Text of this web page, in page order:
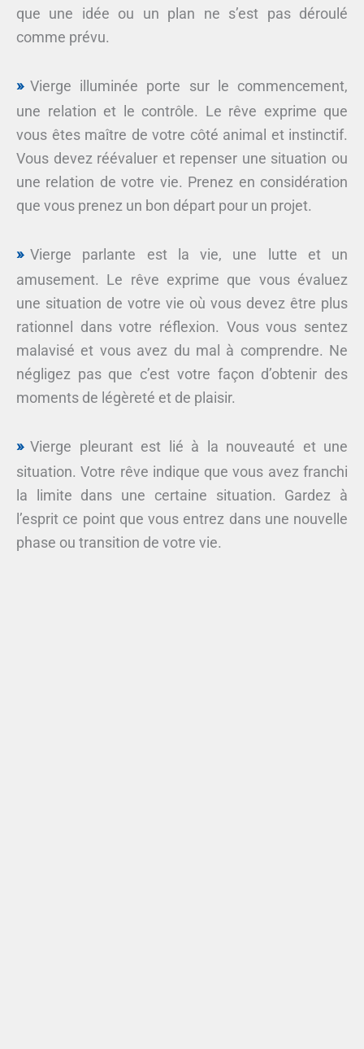
que une idée ou un plan ne s’est pas déroulé
comme prévu.
Vierge illuminée porte sur le commencement,
une relation et le contrôle. Le rêve exprime que
vous êtes maître de votre côté animal et instinctif.
Vous devez réévaluer et repenser une situation ou
une relation de votre vie. Prenez en considération
que vous prenez un bon départ pour un projet.
Vierge parlante est la vie, une lutte et un
amusement. Le rêve exprime que vous évaluez
une situation de votre vie où vous devez être plus
rationnel dans votre réflexion. Vous vous sentez
malavisé et vous avez du mal à comprendre. Ne
négligez pas que c’est votre façon d’obtenir des
moments de légèreté et de plaisir.
Vierge pleurant est lié à la nouveauté et une
situation. Votre rêve indique que vous avez franchi
la limite dans une certaine situation. Gardez à
l’esprit ce point que vous entrez dans une nouvelle
phase ou transition de votre vie.